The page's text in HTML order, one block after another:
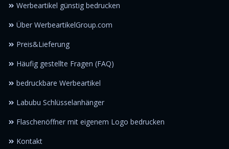
Werbeartikel günstig bedrucken
Über WerbeartikelGroup.com
Preis&Lieferung
Häufig gestellte Fragen (FAQ)
bedruckbare Werbeartikel
Labubu Schlüsselanhänger
Flaschenöffner mit eigenem Logo bedrucken
Kontakt